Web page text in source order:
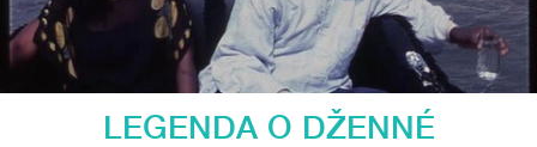
LEGENDA O DŽENNÉ